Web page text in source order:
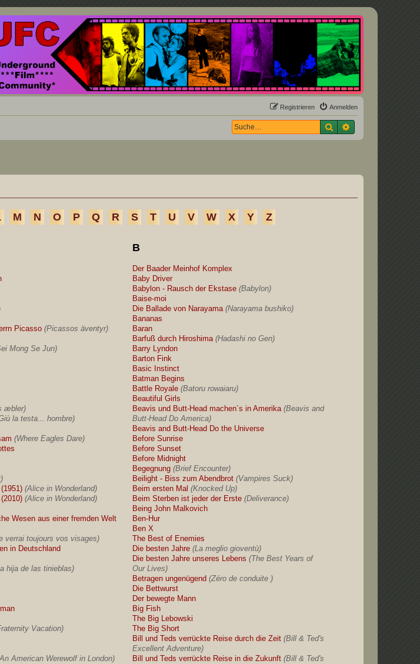
jenseits des Mainstreams.
Anmelden
Registrieren
Suche
M N O P Q R S T U V W X Y Z
Picasso (Picassos äventyr)
Mong Se Jun)
æbler)
la testa... hombre)
(Where Eagles Dare)
(Alice in Wonderland)
(Alice in Wonderland)
Wesen aus einer fremden Welt
verrai toujours vos visages)
in Deutschland
hija de las tinieblas)
Vacation)
American Werewolf in London)
B
Der Baader Meinhof Komplex
Baby Driver
Babylon - Rausch der Ekstase (Babylon)
Baise-moi
Die Ballade von Narayama (Narayama bushiko)
Bananas
Baran
Barfuß durch Hiroshima (Hadashi no Gen)
Barry Lyndon
Barton Fink
Basic Instinct
Batman Begins
Battle Royale (Batoru rowaiaru)
Beautiful Girls
Beavis und Butt-Head machen´s in Amerika (Beavis and
Butt-Head Do America)
Beavis and Butt-Head Do the Universe
Before Sunrise
Before Sunset
Before Midnight
Begegnung (Brief Encounter)
Beilight - Biss zum Abendbrot (Vampires Suck)
Beim ersten Mal (Knocked Up)
Beim Sterben ist jeder der Erste (Deliverance)
Being John Malkovich
Ben-Hur
Ben X
The Best of Enemies
Die besten Jahre (La meglio gioventù)
Die besten Jahre unseres Lebens (The Best Years of
Our Lives)
Betragen ungenügend (Zéro de conduite )
Die Bettwurst
Der bewegte Mann
Big Fish
The Big Lebowski
The Big Short
Bill und Teds verrückte Reise durch die Zeit (Bill & Ted's
Excellent Adventure)
Bill und Teds verrückte Reise in die Zukunft (Bill & Ted's